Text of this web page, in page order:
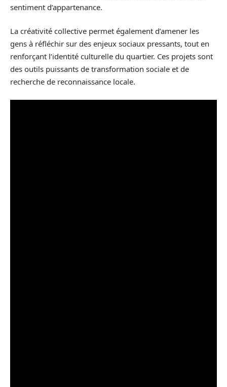
sentiment d’appartenance.
La créativité collective permet également d’amener les
gens à réfléchir sur des enjeux sociaux pressants, tout en
renforçant l’identité culturelle du quartier. Ces projets sont
des outils puissants de transformation sociale et de
recherche de reconnaissance locale.